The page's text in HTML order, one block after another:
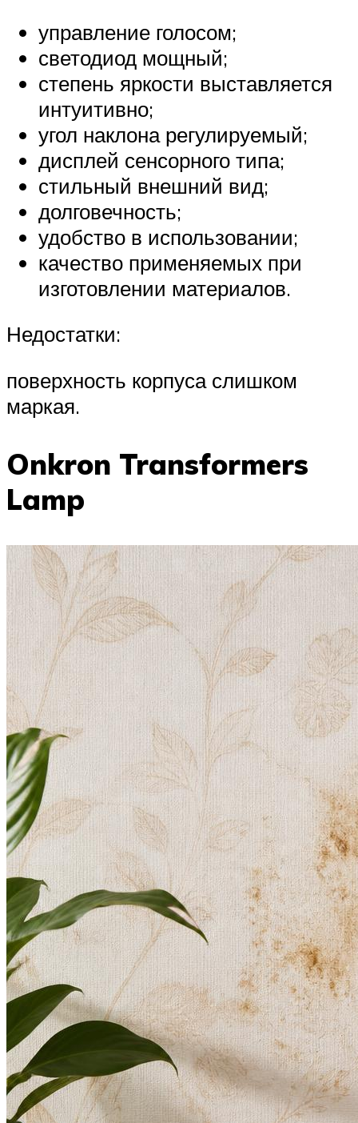
управление голосом;
светодиод мощный;
степень яркости выставляется
интуитивно;
угол наклона регулируемый;
дисплей сенсорного типа;
стильный внешний вид;
долговечность;
удобство в использовании;
качество применяемых при
изготовлении материалов.
Недостатки:
поверхность корпуса слишком
маркая.
Onkron Transformers
Lamp